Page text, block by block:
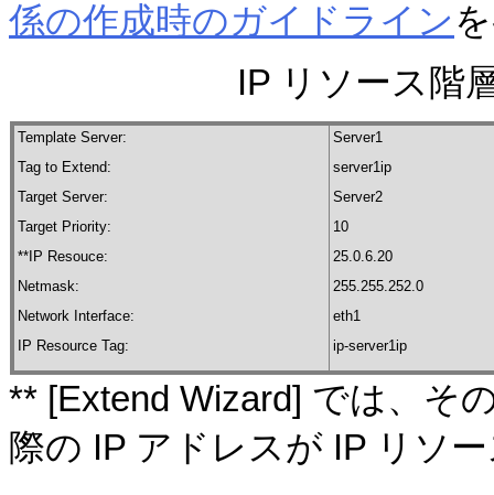
係の作成時のガイドライン
IP リソース階
Template Server:
Tag to Extend:
Target Server:
Target Priority:
**IP Resouce:
Netmask:
Network Interface:
IP Resource Tag:
Server1
server1ip
Server2
10
25.0.6.20
255.255.252.0
eth1
ip-server1ip
** [Extend Wizard] では、そ
際の IP アドレスが IP リソ